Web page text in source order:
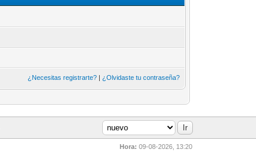
¿Necesitas registrarte? | ¿Olvidaste tu contraseña?
Hora: 09-08-2026, 13:20